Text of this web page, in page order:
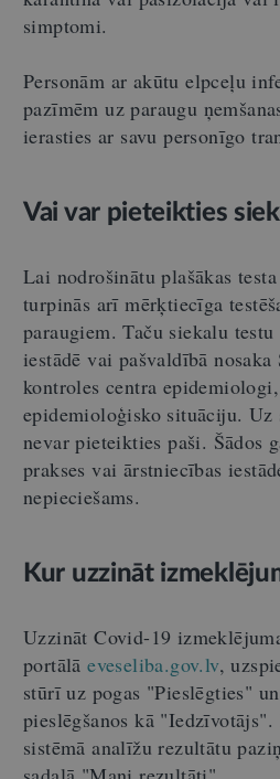
simptomi.
Personām ar akūtu elpceļu
pazīmēm uz paraugu
ierasties ar savu personīgo
Vai var pieteikties
Lai nodrošinātu plašākas
turpinās arī mērķtiecīga
paraugiem. Taču siekalu
iestādē vai pašvaldībā
kontroles centra
epidemioloģisko situāciju.
nevar pieteikties paši. Šādos
prakses vai ārstniecības
nepieciešams.
Kur uzzināt
Uzzināt Covid-19
portālāeveseliba.gov.lv,
stūrī uz pogas "Pieslēgties"
pieslēgšanos kā "Iedzīvotājs".
sistēmā analīžu rezultātu